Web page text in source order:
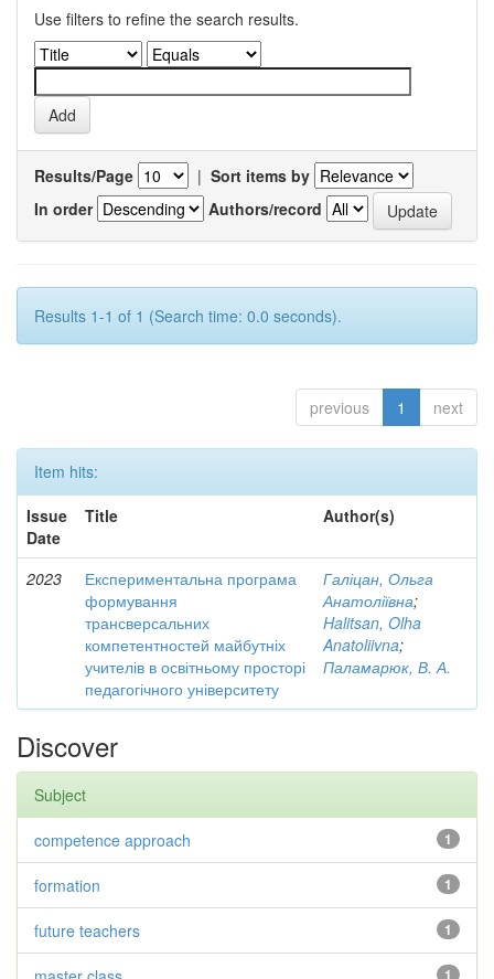
Use filters to refine the search results.
Results/Page | Sort items by
In order
Authors/record
Results 1-1 of 1 (Search time: 0.0 seconds).
previous 1 next
Item hits:
Issue
Date
Title Author(s)
2023
Експериментальна програма
формування
трансверсальних
компетентностей майбутніх
учителів в освітньому просторі
педагогічного університету
Галіцан, Ольга
Анатоліївна;
Halitsan, Olha
Anatoliivna;
Паламарюк, В. А.
Discover
Subject
1
competence approach
1
formation
1
future teachers
1